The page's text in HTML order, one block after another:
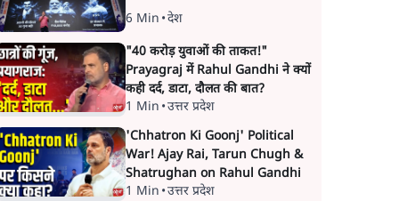
6 Min •देश
"40 करोड़ युवाओं की ताकत!"
Prayagraj में Rahul Gandhi ने क्यों
कही दर्द, डाटा, दौलत की बात?
1 Min •उत्तर प्रदेश
'Chhatron Ki Goonj' Political
War! Ajay Rai, Tarun Chugh &
Shatrughan on Rahul Gandhi
1 Min •उत्तर प्रदेश